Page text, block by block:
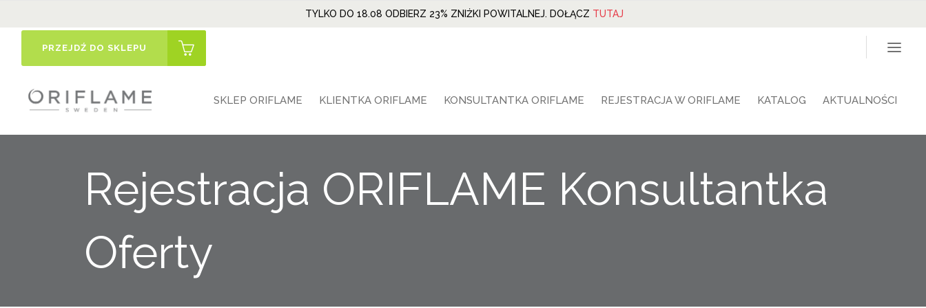
TYLKO DO 18.08 ODBIERZ 23% ZNIŻKI POWITALNEJ. DOŁĄCZ TUTAJ
PRZEJDŹ DO SKLEPU
SKLEP ORIFLAME KLIENTKA ORIFLAME KONSULTANTKA ORIFLAME REJESTRACJA W ORIFLAME KATALOG AKTUALNOŚCI
Rejestracja ORIFLAME Konsultantka
Oferty